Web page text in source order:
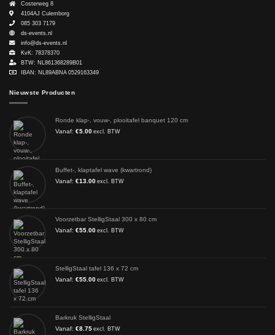
Costerweg 8
4104AJ Culemborg
085 303 7179
ds-events.nl
info@ds-events.nl
KvK: 78378370
BTW: NL861368289B01
IBAN: NL89ABNA 0529163349
Nieuwste Producten
Ronde klap-, vouw-, plooitafel banquet 120 cm
Vanaf: €5.00 excl. BTW
Buffet-, klaptafel wave (kwartrond)
Vanaf: €13.00 excl. BTW
Voorzetbar StelligStaal 300 x 80 cm
Vanaf: €55.00 excl. BTW
StelligStaal tafel 136 x 72 cm
Vanaf: €55.00 excl. BTW
Barkruk StelligStaal
Vanaf: €8.75 excl. BTW